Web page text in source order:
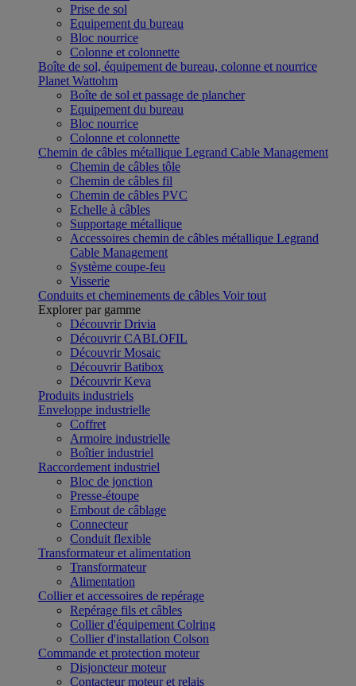
Prise de sol
Equipement du bureau
Bloc nourrice
Colonne et colonnette
Boîte de sol, équipement de bureau, colonne et nourrice
Planet Wattohm
Boîte de sol et passage de plancher
Equipement du bureau
Bloc nourrice
Colonne et colonnette
Chemin de câbles métallique Legrand Cable Management
Chemin de câbles tôle
Chemin de câbles fil
Chemin de câbles PVC
Echelle à câbles
Supportage métallique
Accessoires chemin de câbles métallique Legrand
Cable Management
Système coupe-feu
Visserie
Conduits et cheminements de câbles Voir tout
Explorer par gamme
Découvrir Drivia
Découvrir CABLOFIL
Découvrir Mosaic
Découvrir Batibox
Découvrir Keva
Produits industriels
Enveloppe industrielle
Coffret
Armoire industrielle
Boîtier industriel
Raccordement industriel
Bloc de jonction
Presse-étoupe
Embout de câblage
Connecteur
Conduit flexible
Transformateur et alimentation
Transformateur
Alimentation
Collier et accessoires de repérage
Repérage fils et câbles
Collier d'équipement Colring
Collier d'installation Colson
Commande et protection moteur
Disjoncteur moteur
Contacteur moteur et relais